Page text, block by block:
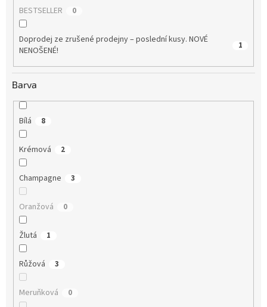
BESTSELLER 0
Doprodej ze zrušené prodejny – poslední kusy. NOVÉ
NENOŠENÉ!
1
Barva
Bílá 8
Krémová 2
Champagne 3
Oranžová 0
Žlutá 1
Růžová 3
Meruňková 0